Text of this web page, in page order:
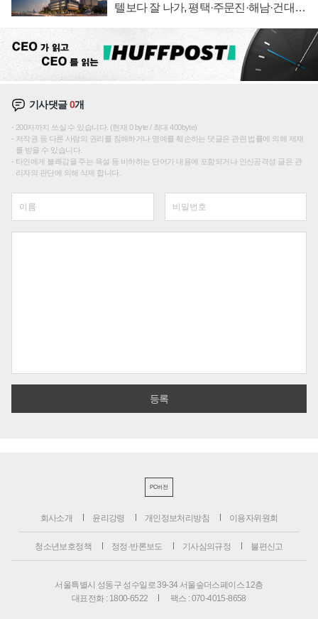
텔보다 잘 나가, 평택·주문진·해남·건대로
기사댓글0개
200자까지 쓰실 수 있습니다. (현재 0 byte / 최대 400byte)
저작권 등 다른 사람의 권리를 침해하거나 명예를 훼손하는 댓글은 관련 법률에 의해 제재
를 받을 수 있습니다.
타인에게 불쾌감을 주는 욕설 등 비하하는 단어가 내용에 포함되거나 인신공격성 글은 관
리자의 판단에 의해 삭제 합니다.
PC버전
회사소개 윤리강령 개인정보처리방침 이용자위원회
청소년보호정책 정정·반론보도 기사심의규정 불편신고
서울특별시 성동구 성수일로 39-34 서울숲더스페이스 12층
대표전화 : 1800-6522
팩스 : 070-4015-8658